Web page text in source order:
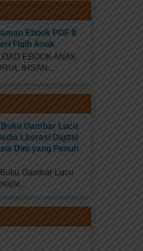
Ebook PDF 8
Fiqih Anak
EBOOK ANAK
IHSAN...
Gambar Lucu
Literasi Digital
Dini yang Penuh
Gambar Lucu